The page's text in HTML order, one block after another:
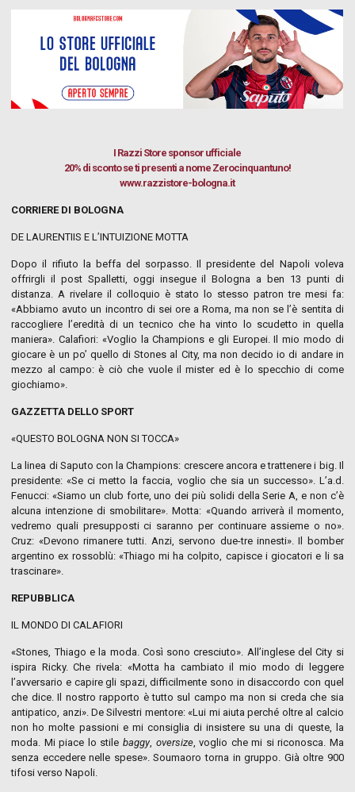
I Razzi Store sponsor ufficiale
20% di sconto se ti presenti a nome Zerocinquantuno!
www.razzistore-bologna.it
CORRIERE DI BOLOGNA
DE LAURENTIIS E L’INTUIZIONE MOTTA
Dopo il rifiuto la beffa del sorpasso. Il presidente del Napoli voleva
offrirgli il post Spalletti, oggi insegue il Bologna a ben 13 punti di
distanza. A rivelare il colloquio è stato lo stesso patron tre mesi fa:
«Abbiamo avuto un incontro di sei ore a Roma, ma non se l’è sentita di
raccogliere l’eredità di un tecnico che ha vinto lo scudetto in quella
maniera». Calafiori: «Voglio la Champions e gli Europei. Il mio modo di
giocare è un po’ quello di Stones al City, ma non decido io di andare in
mezzo al campo: è ciò che vuole il mister ed è lo specchio di come
giochiamo».
GAZZETTA DELLO SPORT
«QUESTO BOLOGNA NON SI TOCCA»
La linea di Saputo con la Champions: crescere ancora e trattenere i big. Il
presidente: «Se ci metto la faccia, voglio che sia un successo». L’a.d.
Fenucci: «Siamo un club forte, uno dei più solidi della Serie A, e non c’è
alcuna intenzione di smobilitare». Motta: «Quando arriverà il momento,
vedremo quali presupposti ci saranno per continuare assieme o no».
Cruz: «Devono rimanere tutti. Anzi, servono due-tre innesti». Il bomber
argentino ex rossoblù: «Thiago mi ha colpito, capisce i giocatori e li sa
trascinare».
REPUBBLICA
IL MONDO DI CALAFIORI
«Stones, Thiago e la moda. Così sono cresciuto». All’inglese del City si
ispira Ricky. Che rivela: «Motta ha cambiato il mio modo di leggere
l’avversario e capire gli spazi, difficilmente sono in disaccordo con quel
che dice. Il nostro rapporto è tutto sul campo ma non si creda che sia
antipatico, anzi». De Silvestri mentore: «Lui mi aiuta perché oltre al calcio
non ho molte passioni e mi consiglia di insistere su una di queste, la
moda. Mi piace lo stile baggy, oversize, voglio che mi si riconosca. Ma
senza eccedere nelle spese». Soumaoro torna in gruppo. Già oltre 900
tifosi verso Napoli.